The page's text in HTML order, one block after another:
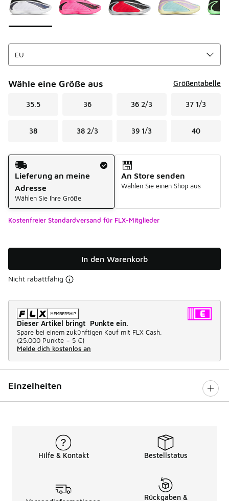
Wähle eine Größe aus Größentabelle
35.5 36 36 2/3 37 1/3
38 38 2/3 39 1/3 40
Versandart
Lieferung an meine
Adresse
Wählen Sie Ihre Größe
An Store senden
Wählen Sie einen Shop aus
Kostenfreier Standardversand für FLX-Mitglieder
In den Warenkorb
Nicht rabattfähig
Dieser Artikel bringt Punkte ein.
Spare bei einem zukünftigen Kauf mit FLX Cash.
(25.000 Punkte = 5 €)
Melde dich kostenlos an
Einzelheiten
Hilfe & Kontakt Bestellstatus
Rückgaben &